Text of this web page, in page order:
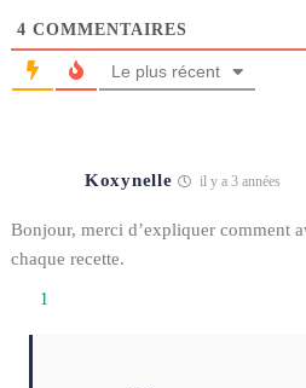
4 COMMENTAIRES
Le plus récent
Koxynelle il y a 3 années
Bonjour, merci d’expliquer comment
chaque recette.
1